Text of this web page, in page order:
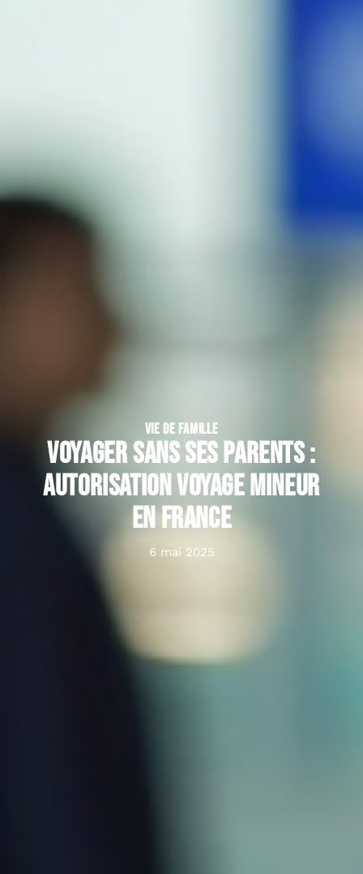
VIE DE FAMILLE
Voyager sans ses parents :
autorisation voyage mineur
en France
6 mai 2025